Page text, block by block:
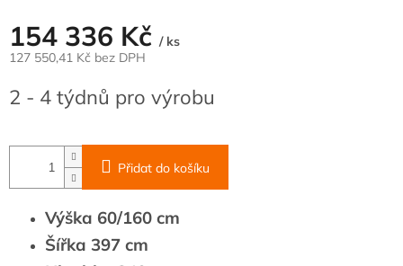
154 336 Kč / ks
127 550,41 Kč bez DPH
cena:
2 - 4 týdnů pro výrobu
Přidat do košíku
Výška 60/160 cm
Šířka 397 cm